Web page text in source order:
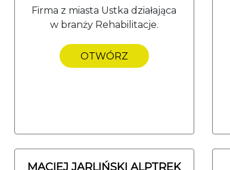
Firma z miasta Ustka działająca
w branży Rehabilitacje.
OTWÓRZ
MACIEJ JARLIŃSKI ALPTREK